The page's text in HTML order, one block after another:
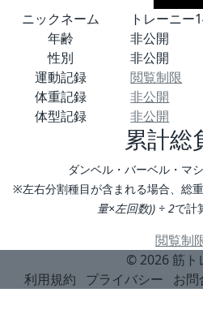
ニックネーム
トレーニー
年齢
非公開
性別
非公開
運動記録
閲覧制限
体重記録
非公開
体型記録
非公開
累計総
ダンベル・バーベル・マ
※左右分割種目が含まれる場合、総
量×左回数)) ÷ 2で計
閲覧制
© 2026 筋ト
利用規約
プライバシー お問